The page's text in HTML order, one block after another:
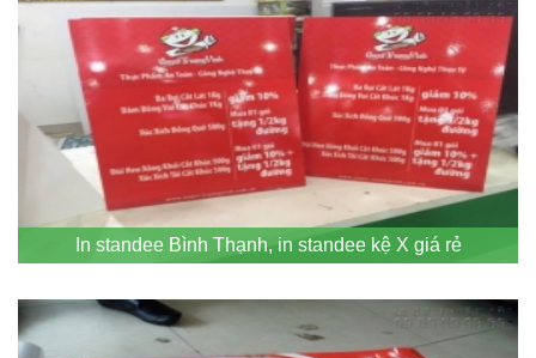
In standee Bình Thạnh, in standee kệ X giá rẻ